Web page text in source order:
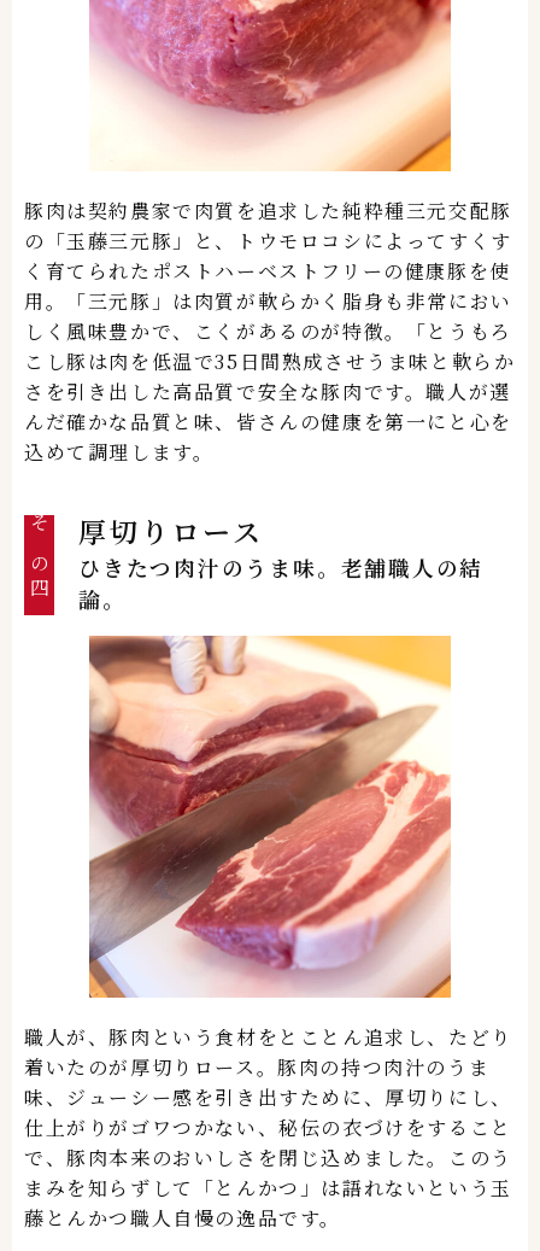
豚肉は契約農家で肉質を追求した純粋種三元交配豚
の「玉藤三元豚」と、トウモロコシによってすくす
く育てられたポストハーベストフリーの健康豚を使
用。「三元豚」は肉質が軟らかく脂身も非常におい
しく風味豊かで、こくがあるのが特徴。「とうもろ
こし豚は肉を低温で35日間熟成させうま味と軟らか
さを引き出した高品質で安全な豚肉です。職人が選
んだ確かな品質と味、皆さんの健康を第一にと心を
込めて調理します。
その四 厚切りロース
ひきたつ肉汁のうま味。老舗職人の結
論。
職人が、豚肉という食材をとことん追求し、たどり
着いたのが厚切りロース。豚肉の持つ肉汁のうま
味、ジューシー感を引き出すために、厚切りにし、
仕上がりがゴワつかない、秘伝の衣づけをすること
で、豚肉本来のおいしさを閉じ込めました。このう
まみを知らずして「とんかつ」は語れないという玉
藤とんかつ職人自慢の逸品です。